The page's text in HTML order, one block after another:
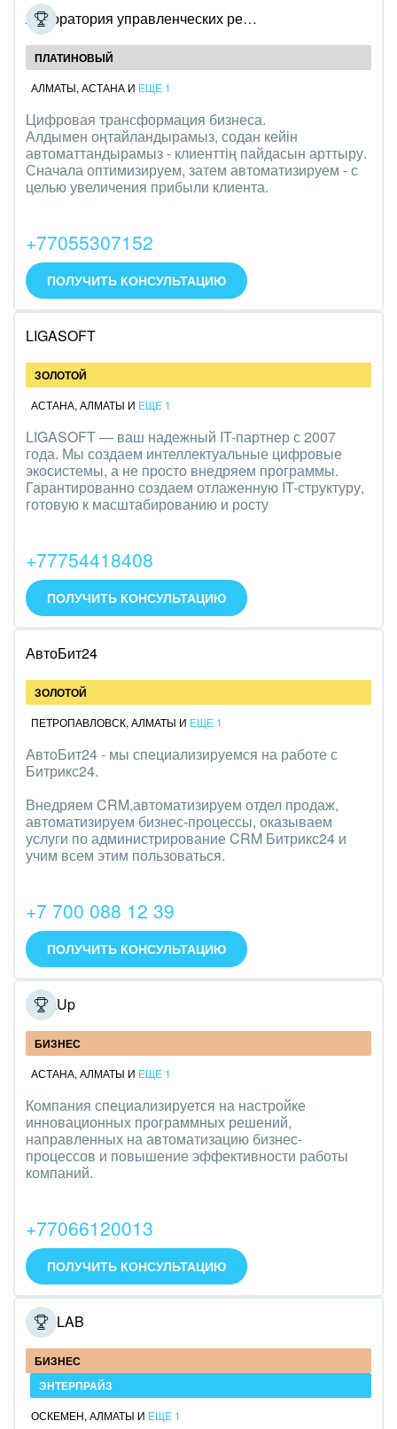
Лаборатория управленческих решений
ПЛАТИНОВЫЙ
АЛМАТЫ, АСТАНА И ЕЩЕ 1
Цифровая трансформация бизнеса.
Алдымен оңтайландырамыз, содан кейін
автоматтандырамыз - клиенттің пайдасын арттыру.
Сначала оптимизируем, затем автоматизируем - с
целью увеличения прибыли клиента.
+77055307152
ПОЛУЧИТЬ КОНСУЛЬТАЦИЮ
LIGASOFT
ЗОЛОТОЙ
АСТАНА, АЛМАТЫ И ЕЩЕ 1
LIGASOFT — ваш надежный IT-партнер с 2007
года. Мы создаем интеллектуальные цифровые
экосистемы, а не просто внедряем программы.
Гарантированно создаем отлаженную IT-структуру,
готовую к масштабированию и росту
+77754418408
ПОЛУЧИТЬ КОНСУЛЬТАЦИЮ
АвтоБит24
ЗОЛОТОЙ
ПЕТРОПАВЛОВСК, АЛМАТЫ И ЕЩЕ 1
АвтоБит24 - мы специализируемся на работе с
Битрикс24.
Внедряем CRM,автоматизируем отдел продаж,
автоматизируем бизнес-процессы, оказываем
услуги по администрирование CRM Битрикс24 и
учим всем этим пользоваться.
+7 700 088 12 39
ПОЛУЧИТЬ КОНСУЛЬТАЦИЮ
LookUp
БИЗНЕС
АСТАНА, АЛМАТЫ И ЕЩЕ 1
Компания специализируется на настройке
инновационных программных решений,
направленных на автоматизацию бизнес-
процессов и повышение эффективности работы
компаний.
+77066120013
ПОЛУЧИТЬ КОНСУЛЬТАЦИЮ
ONELAB
БИЗНЕС
ЭНТЕРПРАЙЗ
ОСКЕМЕН, АЛМАТЫ И ЕЩЕ 1